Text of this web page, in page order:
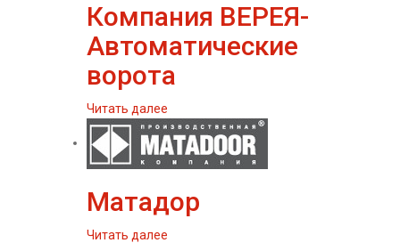
Компания ВЕРЕЯ-
Автоматические
ворота
Читать далее
Матадор
Читать далее